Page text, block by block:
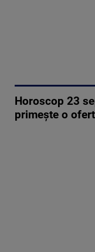
Horoscop 23
primeşte o